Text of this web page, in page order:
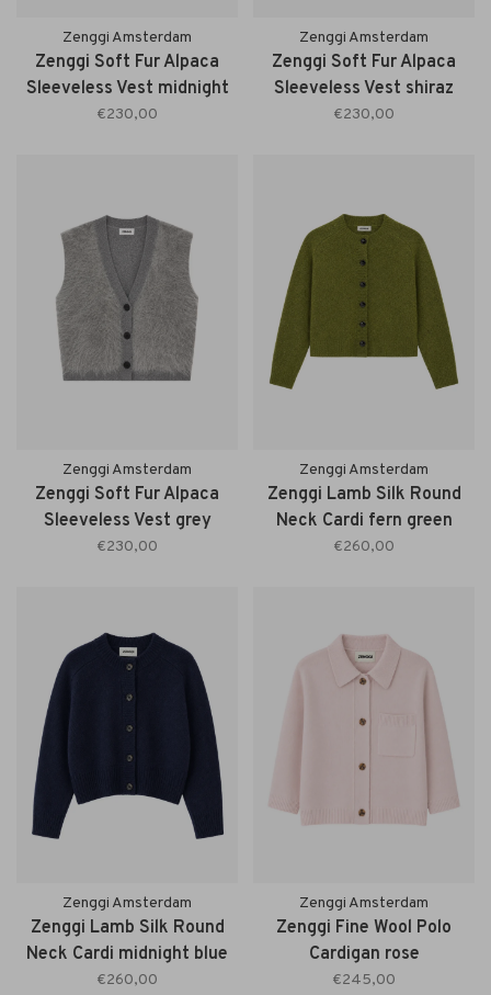
Zenggi Amsterdam
Zenggi Soft Fur Alpaca
Sleeveless Vest midnight
blue
€230,00
Zenggi Amsterdam
Zenggi Soft Fur Alpaca
Sleeveless Vest shiraz
€230,00
Zenggi Amsterdam
Zenggi Soft Fur Alpaca
Sleeveless Vest grey
melange
€230,00
Zenggi Amsterdam
Zenggi Lamb Silk Round
Neck Cardi fern green
€260,00
Zenggi Amsterdam
Zenggi Lamb Silk Round
Neck Cardi midnight blue
€260,00
Zenggi Amsterdam
Zenggi Fine Wool Polo
Cardigan rose
€245,00